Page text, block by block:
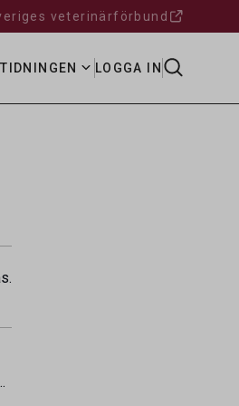
veterinärförbund
TIDNINGEN LOGGA IN